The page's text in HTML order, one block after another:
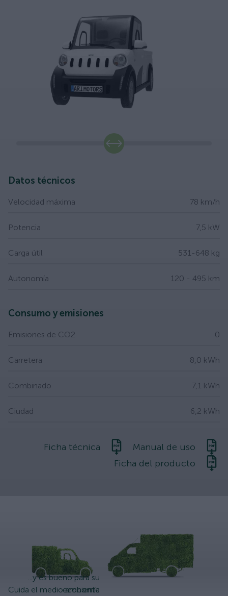
Datos técnicos
Velocidad máxima 78 km/h
Potencia 7,5 kW
Carga útil 531-648 kg
Autonomía 120 - 495 km
Consumo y emisiones
Emisiones de CO2 0
Carretera 8,0 kWh
Combinado 7,1 kWh
Ciudad 6,2 kWh
Ficha técnica
Manual de uso
Ficha del producto
Cuida el medio ambiente
...y es bueno para su
economía